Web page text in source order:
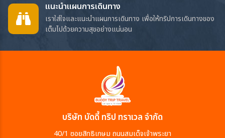
แนะนำแผนการเดินทาง
เราใส่ใจและแนะนำแผนการเดินทาง เพื่อให้ทริปการเดินทางของ
เต็มไปด้วยความสุขอย่างแน่นอน
บริษัท บัดดี้ ทริป ทราเวล จำกัด
40/1 ซอยสิทธิเกษม ถนนสมเด็จเจ้าพระยา